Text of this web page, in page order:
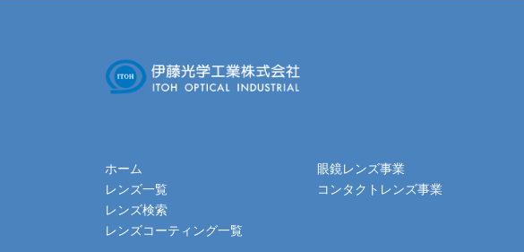
ホーム
レンズ一覧
レンズ検索
レンズコーティング一覧
眼鏡レンズ事業
コンタクトレンズ事業